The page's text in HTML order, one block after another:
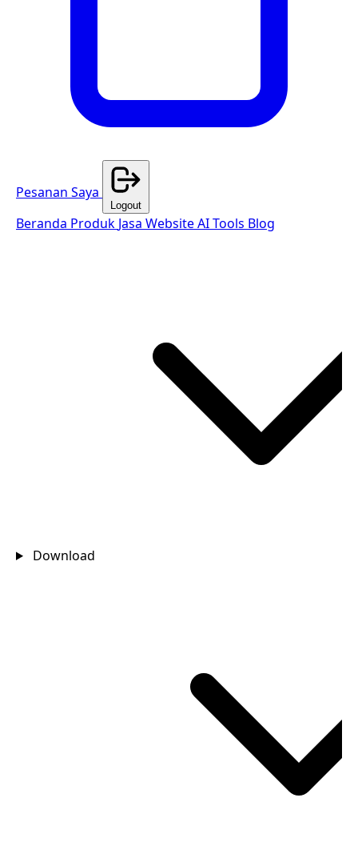
Pesanan Saya
Logout
Beranda Produk Jasa WebsiteAI Tools Blog
Download